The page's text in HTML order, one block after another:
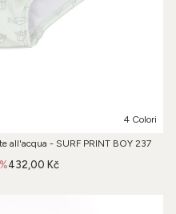
4 Colori
all'acqua - SURF PRINT BOY 237
432,00 Kč